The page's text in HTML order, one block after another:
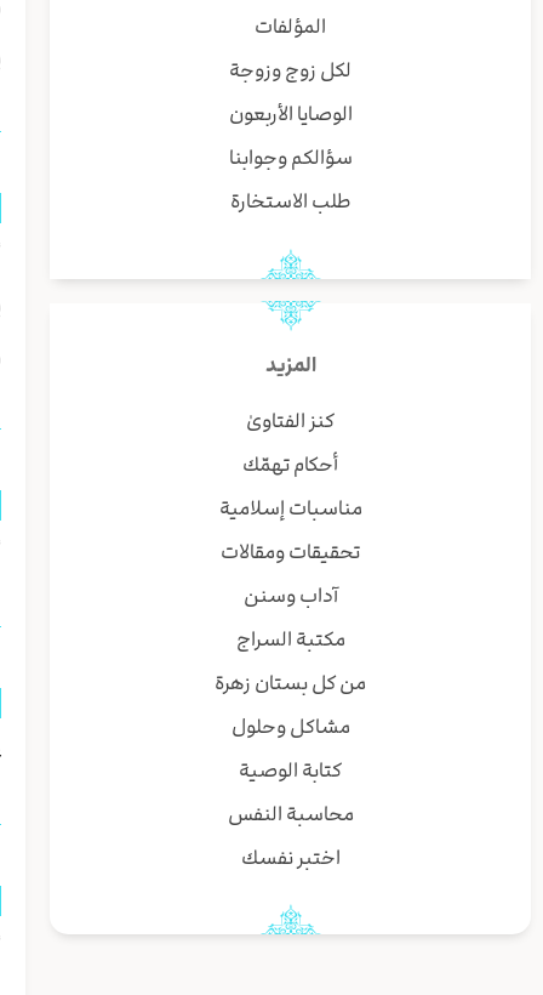
المؤلفات
لكل زوج وزوجة
الوصايا الأربعون
سؤالكم وجوابنا
طلب الاستخارة
المزيد
كنز الفتاوىٰ
أحكام تهمّك
مناسبات إسلامية
تحقيقات ومقالات
آداب وسنن
مكتبة السراج
من كل بستان زهرة
مشاكل وحلول
كتابة الوصية
محاسبة النفس
اختبر نفسك